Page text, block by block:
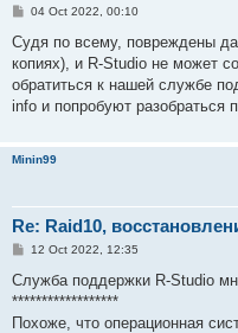
P
s
t
04 Oct 2022, 00:10
Судя по всему, повреждены
копиях), и R-Studio не может
обратиться к нашей службе
info и попробуют разобраться
Minin99
Re: Raid10,
P
s
12 Oct 2022, 12:35
Служба поддержки R-Studio
******************
Похоже, что операционная